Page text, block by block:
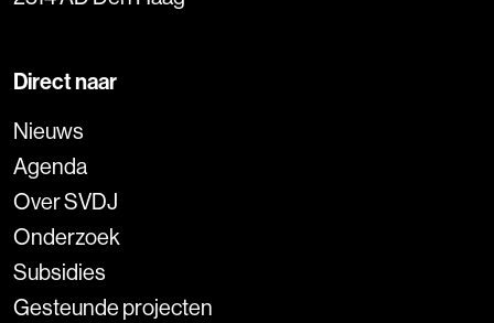
Direct naar
Nieuws
Agenda
Over SVDJ
Onderzoek
Subsidies
Gesteunde projecten